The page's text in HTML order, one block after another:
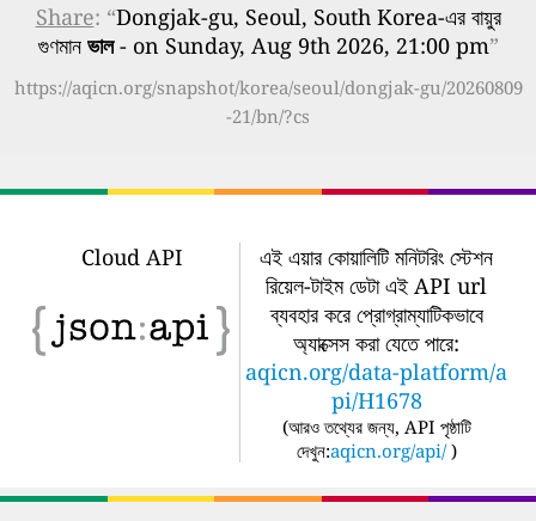
Share: “Dongjak-gu, Seoul, South Korea-এর বায়ুর
গুণমান ভাল- on Sunday, Aug 9th 2026, 21:00 pm”
https://aqicn.org/snapshot/korea/seoul/dongjak-gu/20260809
-21/bn/?cs
Cloud API
এই এয়ার কোয়ালিটি মনিটরিং স্টেশন
রিয়েল-টাইম ডেটা এই API url
ব্যবহার করে প্রোগ্রাম্যাটিকভাবে
অ্যাক্সেস করা যেতে পারে:
aqicn.org/data-platform/a
pi/H1678
(আরও তথ্যের জন্য, API পৃষ্ঠাটি
দেখুন:aqicn.org/api/ )